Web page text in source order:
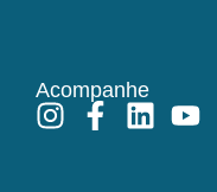
Acompanhe